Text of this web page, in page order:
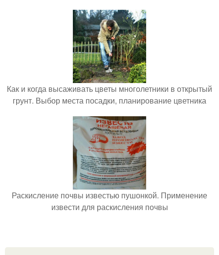
Как и когда высаживать цветы многолетники в открытый
грунт. Выбор места посадки, планирование цветника
Раскисление почвы известью пушонкой. Применение
извести для раскисления почвы